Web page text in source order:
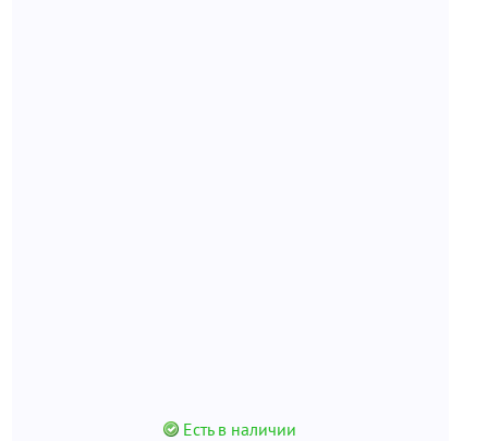
Есть в наличии